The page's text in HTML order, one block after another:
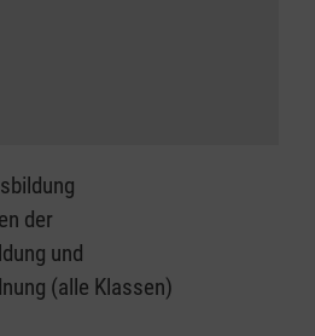
der
und
(alle Klassen)